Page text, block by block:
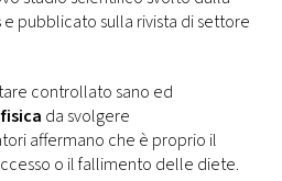
e pubblicato sulla rivista di settore
controllato sano ed
da svolgere
affermano che è proprio il
o il fallimento delle diete.